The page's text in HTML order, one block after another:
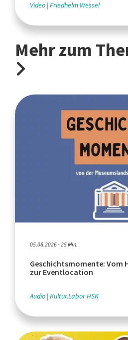
Video Friedhelm Wessel
Mehr zum
05.08.2026 - 25 Min.
Geschichtsmomente: Vom
zur Eventlocation
Audio Kultur.Labor HSK